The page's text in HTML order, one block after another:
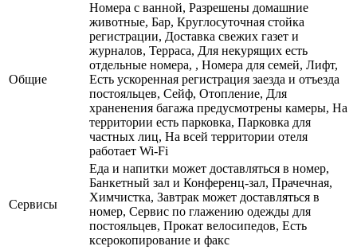
Общие
Номера с ванной, Разрешены домашние
животные, Бар, Круглосуточная стойка
регистрации, Доставка свежих газет и
журналов, Терраса, Для некурящих есть
отдельные номера, , Номера для семей, Лифт,
Есть ускоренная регистрация заезда и отъезда
постояльцев, Сейф, Отопление, Для
храненения багажа предусмотрены камеры, На
территории есть парковка, Парковка для
частных лиц, На всей территории отеля
работает Wi-Fi
Сервисы
Еда и напитки может доставляться в номер,
Банкетный зал и Конференц-зал, Прачечная,
Химчистка, Завтрак может доставляться в
номер, Сервис по глажению одежды для
постояльцев, Прокат велосипедов, Есть
ксерокопирование и факс